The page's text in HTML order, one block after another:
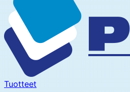
Tuotteet